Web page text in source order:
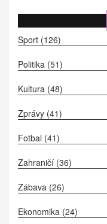
Sport (126)
Politika (51)
Kultura (48)
Zprávy (41)
Fotbal (41)
Zahraničí (36)
Zábava (26)
Ekonomika (24)